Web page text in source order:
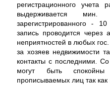
регистрационного учета
выдерживается
зарегистрированного -
запись проводится
неприятностей в любых
за хозяев недвижимости
контакты с последними.
могут быть спокойны
прописываемых лиц так